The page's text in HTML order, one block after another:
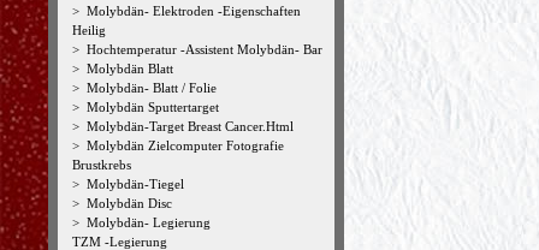
> Molybdän- Elektroden -Eigenschaften
Heilig
> Hochtemperatur -Assistent Molybdän- Bar
> Molybdän Blatt
> Molybdän- Blatt / Folie
> Molybdän Sputtertarget
> Molybdän-Target Breast Cancer.Html
> Molybdän Zielcomputer Fotografie
Brustkrebs
> Molybdän-Tiegel
> Molybdän Disc
> Molybdän- Legierung
TZM -Legierung